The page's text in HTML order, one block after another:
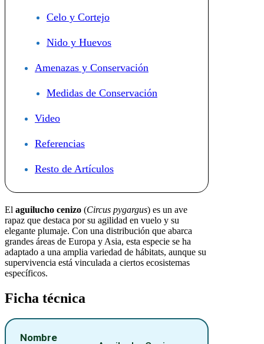
Celo y Cortejo
Nido y Huevos
Amenazas y Conservación
Medidas de Conservación
Video
Referencias
Resto de Artículos
El aguilucho cenizo (Circus pygargus) es un ave
rapaz que destaca por su agilidad en vuelo y su
elegante plumaje. Con una distribución que abarca
grandes áreas de Europa y Asia, esta especie se ha
adaptado a una amplia variedad de hábitats, aunque su
supervivencia está vinculada a ciertos ecosistemas
específicos.
Ficha técnica
Nombre